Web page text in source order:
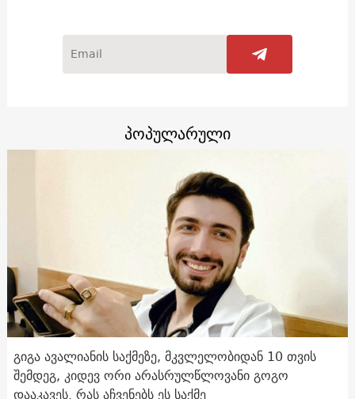
პოპულარული
გიგა ავალიანის საქმეზე, მკვლელობიდან 10 თვის
შემდეგ, კიდევ ორი არასრულწლოვანი გოგო
დააკავეს. რას აჩვენებს ეს საქმე